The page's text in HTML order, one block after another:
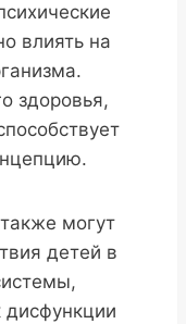
влиять на
здоровья,
могут
детей в